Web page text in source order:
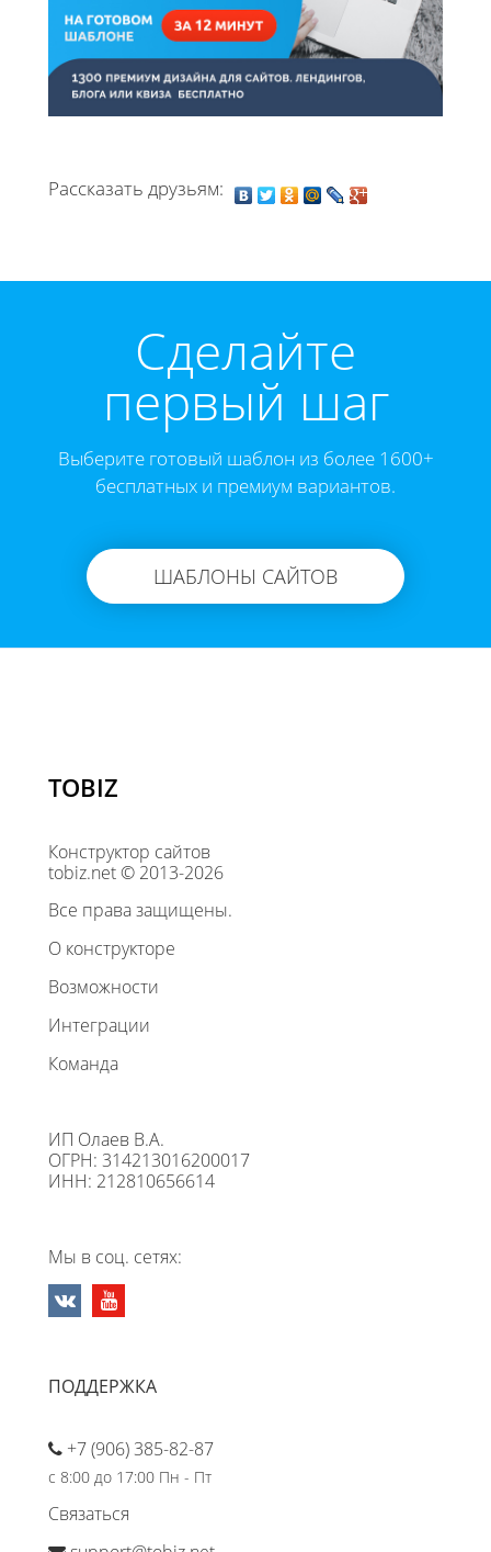
Рассказать друзьям:
Cделайте
первый шаг
Выберите готовый шаблон из более 1600+
бесплатных и премиум вариантов.
ШАБЛОНЫ САЙТОВ
TOBIZ
Конструктор сайтов
tobiz.net © 2013-2026
Все права защищены.
О конструкторе
Возможности
Интеграции
Команда
ИП Олаев В.А.
ОГРН: 314213016200017
ИНН: 212810656614
Мы в соц. сетях:
ПОДДЕРЖКА
+7 (906) 385-82-87
с 8:00 до 17:00 Пн - Пт
Связаться